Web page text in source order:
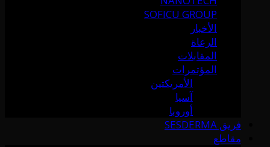
SOFICU GROUP
الأخبار
الرعاة
المقابلات
المؤتمرات
الأمريكتين
آسيا
أوروبا
فريق SESDERMA
مقاطع